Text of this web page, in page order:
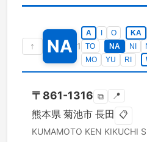
↑ NA 1
A O KA
TO
NA NI
MO
YU RI
〒 861-1316 ⧉ 📍
熊本県 菊池市 長田 📋
KUMAMOTO KEN KIKUCHI